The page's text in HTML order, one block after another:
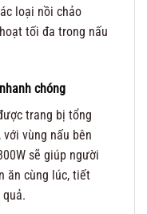
loại nồi chảo
tối đa trong nấu
chóng
trang bị tổng
vùng nấu bên
sẽ giúp người
ăn cùng lúc, tiết